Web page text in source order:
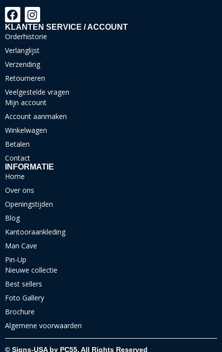
KLANTEN SERVICE / ACCOUNT
Orderhistorie
Verlanglijst
Verzending
Retourneren
Veelgestelde vragen
Mijn account
Account aanmaken
Winkelwagen
Betalen
Contact
INFORMATIE
Home
Over ons
Openingstijden
Blog
Kantooraankleding
Man Cave
Pin-Up
Nieuwe collectie
Best sellers
Foto Gallery
Brochure
Algemene voorwaarden
© Signs-USA by PC55. All Rights Reserved